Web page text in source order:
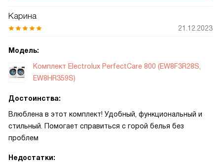
Карина
21.12.2023
Модель:
Комплект Electrolux PerfectCare 800 (EW8F3R28S,
EW8HR359S)
Достоинства:
Влюблена в этот комплект! Удобный, функциональный и
стильный. Помогает справиться с горой белья без
проблем
Недостатки: